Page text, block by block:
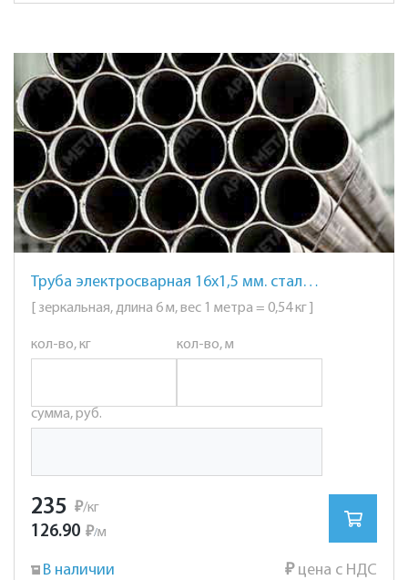
Труба электросварная 16х1,5 мм. сталь AISI 201 (12Х15Г9НД) зеркальная
[ зеркальная, длина 6 м, вес 1 метра = 0,54 кг ]
кол-во, кг кол-во, м
сумма, руб.
235 ₽/кг
126.90 ₽/м
В наличии ₽цена с НДС